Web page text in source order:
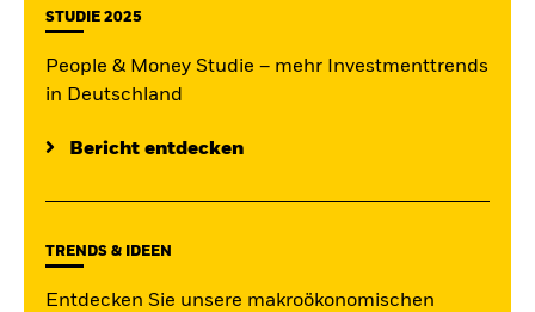
STUDIE 2025
People & Money Studie – mehr Investmenttrends
in Deutschland
Bericht entdecken
TRENDS & IDEEN
Entdecken Sie unsere makroökonomischen